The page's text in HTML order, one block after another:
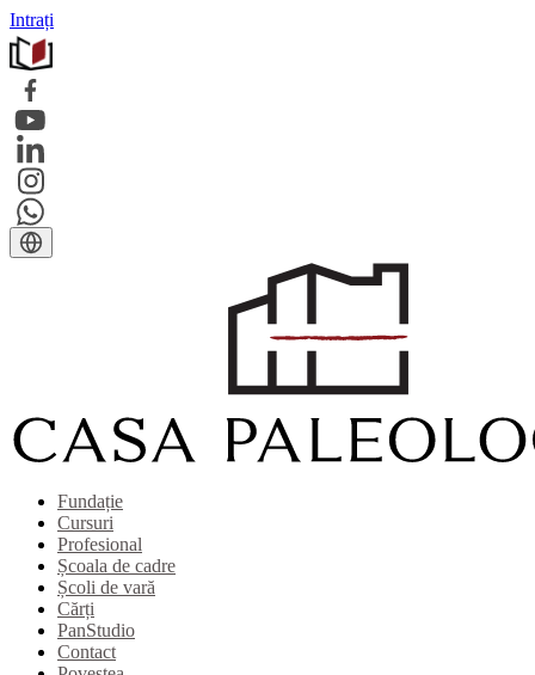
Intrați
Fundație
Cursuri
Profesional
Școala de cadre
Școli de vară
Cărți
PanStudio
Contact